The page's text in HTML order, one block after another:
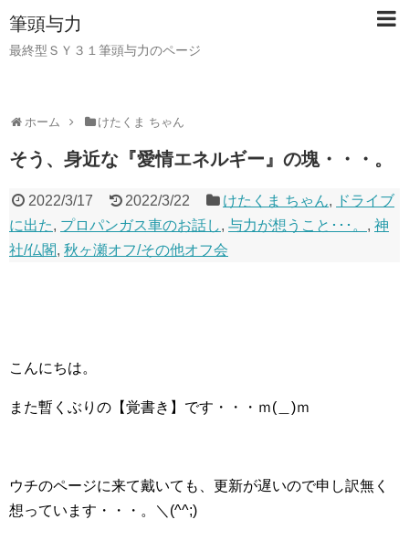
筆頭与力
最終型ＳＹ３１筆頭与力のページ
ホーム けたくま ちゃん
そう、身近な『愛情エネルギー』の塊・・・。
2022/3/17 2022/3/22 けたくま ちゃん, ドライブ
に出た, プロパンガス車のお話し, 与力が想うこと･･･。 , 神
社/仏閣, 秋ヶ瀬オフ/その他オフ会
こんにちは。
また暫くぶりの【覚書き】です・・・ｍ(＿)ｍ
ウチのページに来て戴いても、更新が遅いので申し訳無く
想っています・・・。＼(^^;)ゞ